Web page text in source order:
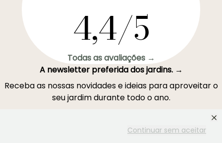
Continuar sem aceitar
4,4/5
Todas as avaliações →
A newsletter preferida dos jardins. →
Receba as nossas novidades e ideias para aproveitar o
seu jardim durante todo o ano.